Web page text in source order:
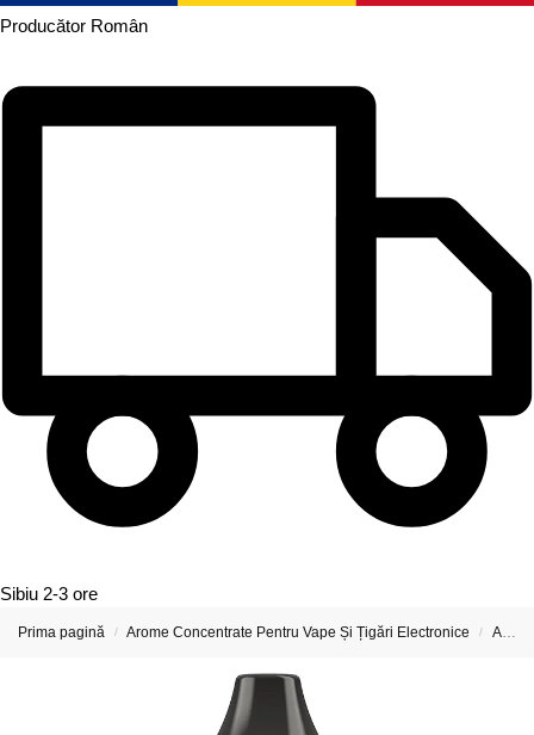
Producător Român
Sibiu 2-3 ore
Prima pagină / Arome Concentrate Pentru Vape Și Țigări Electronice / Arome Concentrate The Flavor 10ml